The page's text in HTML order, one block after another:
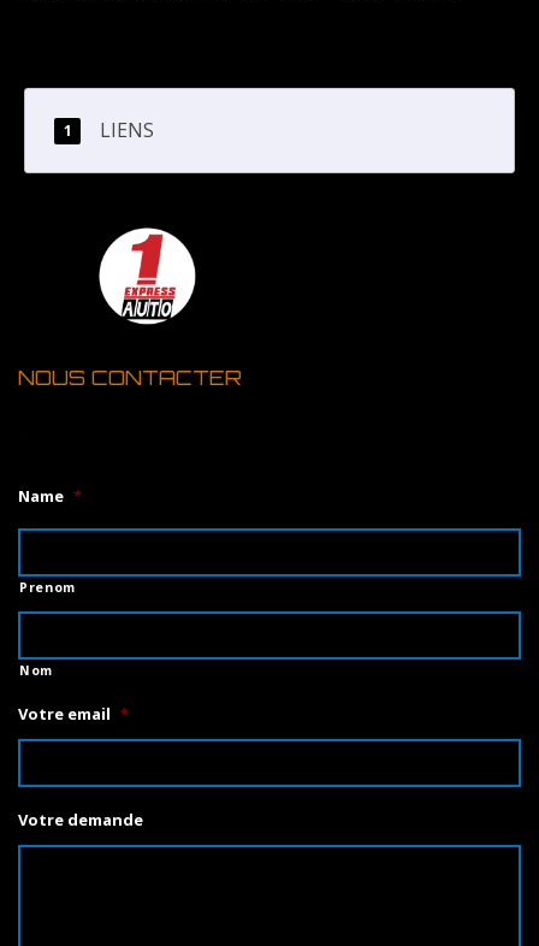
LIENS
NOUS CONTACTER
Name *
Prenom
Nom
Votre email *
Votre demande